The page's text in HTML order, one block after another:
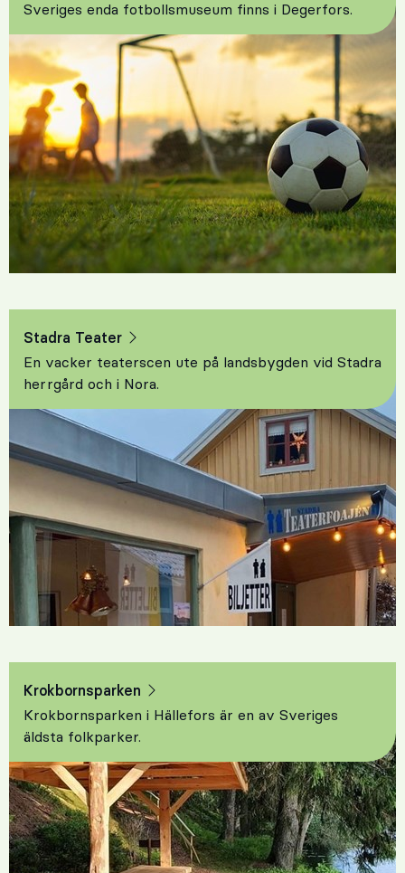
Sveriges enda fotbollsmuseum finns i Degerfors.
Stadra Teater
En vacker teaterscen ute på landsbygden vid Stadra
herrgård och i Nora.
Krokbornsparken
Krokbornsparken i Hällefors är en av Sveriges
äldsta folkparker.